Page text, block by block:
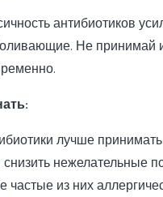
антибиотиков
Не принимай
лучше
нежелательные
из них